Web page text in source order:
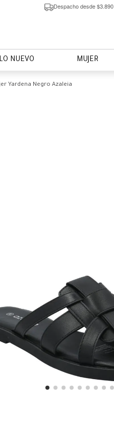
Despacho desde $3.890
LO NUEVO MUJER
Yardena Negro Azaleia